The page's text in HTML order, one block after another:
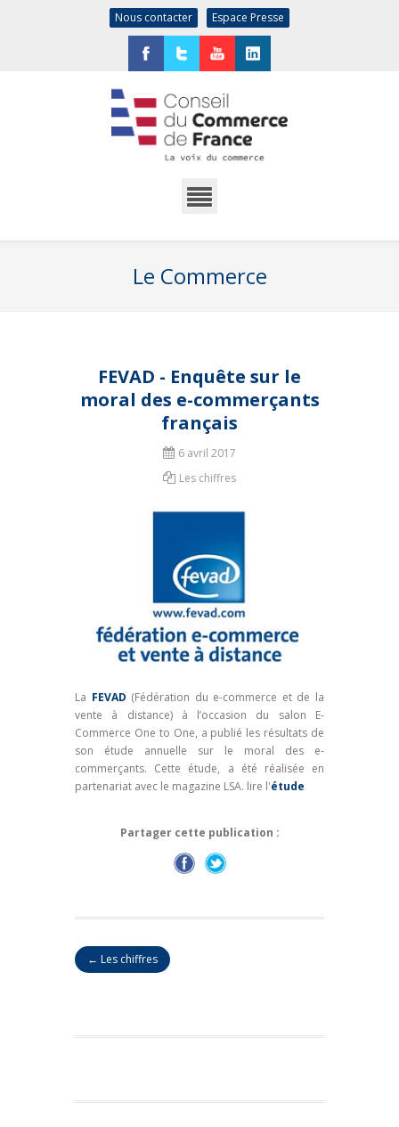
Nous contacter Espace Presse
Le Commerce
FEVAD - Enquête sur le
moral des e-commerçants
français
6 avril 2017
Les chiffres
La FEVAD (Fédération du e-commerce et de la
vente à distance) à l’occasion du salon E-
Commerce One to One, a publié les résultats de
son étude annuelle sur le moral des e-
commerçants. Cette étude, a été réalisée en
partenariat avec le magazine LSA. lire l'étude
Partager cette publication :
← Les chiffres